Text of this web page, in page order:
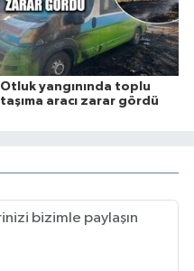
Otluk yangınında toplu
taşıma aracı zarar gördü